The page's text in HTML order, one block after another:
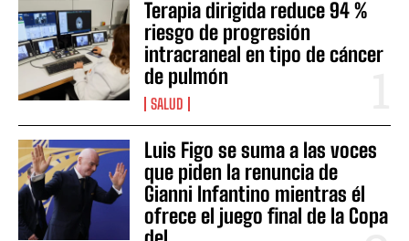
Terapia dirigida reduce 94 %
riesgo de progresión
intracraneal en tipo de cáncer
de pulmón
SALUD
Luis Figo se suma a las voces
que piden la renuncia de
Gianni Infantino mientras él
ofrece el juego final de la Copa